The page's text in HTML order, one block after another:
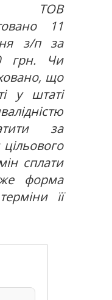
11
з/п за
грн. Чи
що
у штаті
за
сплати
форма
її